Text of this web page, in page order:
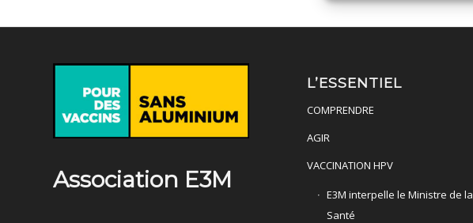
Association E3M
L’ESSENTIEL
COMPRENDRE
AGIR
VACCINATION HPV
E3M interpelle le Ministre de la
Santé